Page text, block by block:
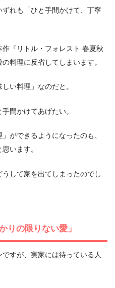
れも「ひと手間かけて、丁寧
『リトル・フォレスト 春夏秋
料理に反省してしまいます。
い料理」なのだと。
間かけてあげたい。
ができるようになったのも、
います。
して家を出てしまったのでし
りの限りない愛」
すが、実家には待っている人